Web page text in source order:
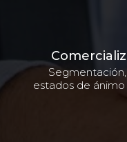
estados de